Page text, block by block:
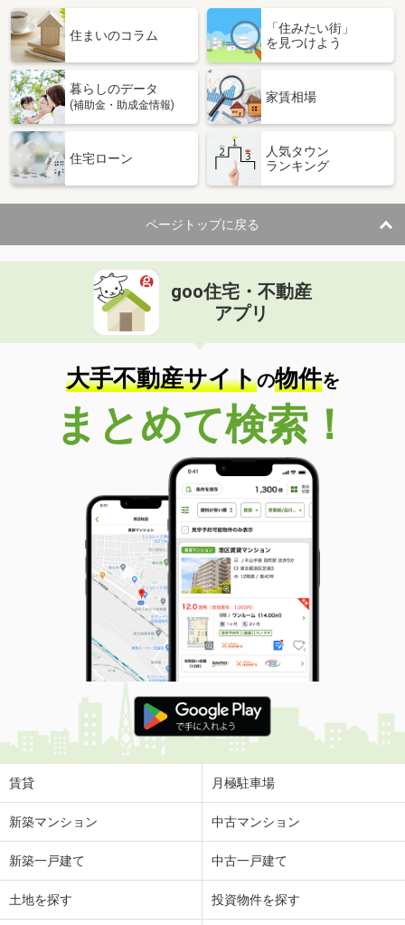
住まいのコラム
「住みたい街」
を見つけよう
暮らしのデータ
(補助金・助成金情報)
家賃相場
住宅ローン
人気タウン
ランキング
ページトップに戻る
goo住宅・不動産
アプリ
大手不動産サイトの物件を
まとめて検索！
賃貸 月極駐車場
新築マンション 中古マンション
新築一戸建て 中古一戸建て
土地を探す 投資物件を探す